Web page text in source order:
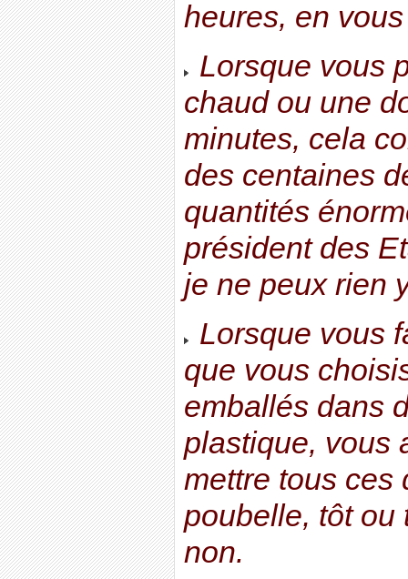
heures, en
Lorsque vous
chaud ou une
minutes, cela
des centaines
quantités
président des
je ne peux rien
Lorsque vous
que vous
emballés dans
plastique, vous
mettre tous ces
poubelle, tôt ou
non.